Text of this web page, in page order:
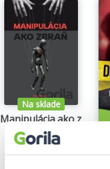
Na sklade
Manipulácia ako zbraň
Tomáš Vepi
15,79€